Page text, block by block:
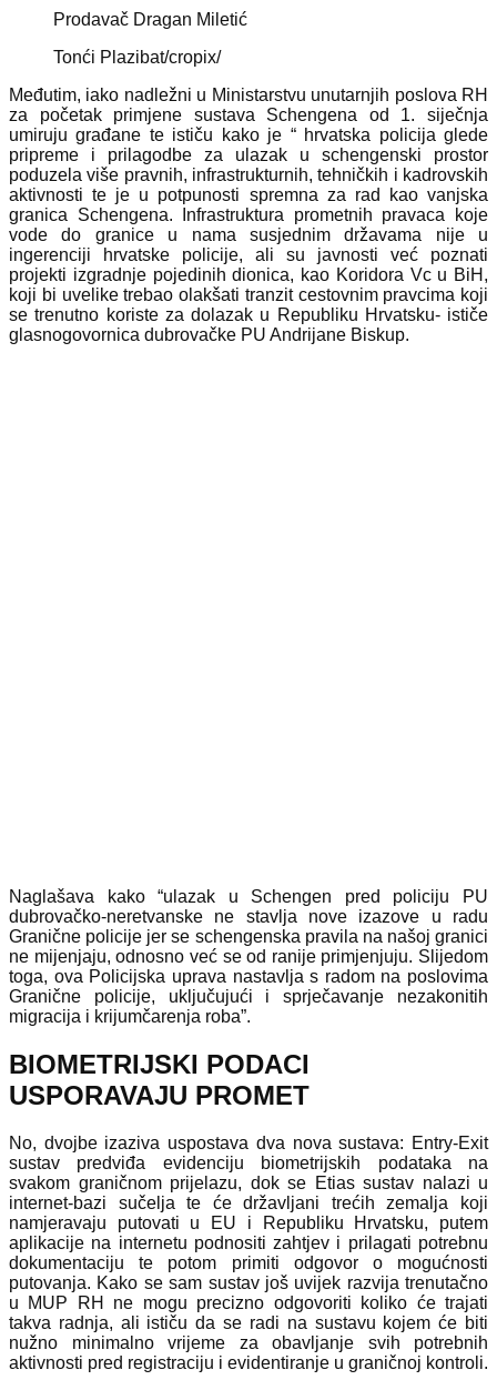
Prodavač Dragan Miletić
Tonći Plazibat/cropix/
Međutim, iako nadležni u Ministarstvu unutarnjih poslova RH
za početak primjene sustava Schengena od 1. siječnja
umiruju građane te ističu kako je “ hrvatska policija glede
pripreme i prilagodbe za ulazak u schengenski prostor
poduzela više pravnih, infrastrukturnih, tehničkih i kadrovskih
aktivnosti te je u potpunosti spremna za rad kao vanjska
granica Schengena. Infrastruktura prometnih pravaca koje
vode do granice u nama susjednim državama nije u
ingerenciji hrvatske policije, ali su javnosti već poznati
projekti izgradnje pojedinih dionica, kao Koridora Vc u BiH,
koji bi uvelike trebao olakšati tranzit cestovnim pravcima koji
se trenutno koriste za dolazak u Republiku Hrvatsku- ističe
glasnogovornica dubrovačke PU Andrijane Biskup.
Naglašava kako “ulazak u Schengen pred policiju PU
dubrovačko-neretvanske ne stavlja nove izazove u radu
Granične policije jer se schengenska pravila na našoj granici
ne mijenjaju, odnosno već se od ranije primjenjuju. Slijedom
toga, ova Policijska uprava nastavlja s radom na poslovima
Granične policije, uključujući i sprječavanje nezakonitih
migracija i krijumčarenja roba”.
BIOMETRIJSKI PODACI
USPORAVAJU PROMET
No, dvojbe izaziva uspostava dva nova sustava: Entry-Exit
sustav predviđa evidenciju biometrijskih podataka na
svakom graničnom prijelazu, dok se Etias sustav nalazi u
internet-bazi sučelja te će državljani trećih zemalja koji
namjeravaju putovati u EU i Republiku Hrvatsku, putem
aplikacije na internetu podnositi zahtjev i prilagati potrebnu
dokumentaciju te potom primiti odgovor o mogućnosti
putovanja. Kako se sam sustav još uvijek razvija trenutačno
u MUP RH ne mogu precizno odgovoriti koliko će trajati
takva radnja, ali ističu da se radi na sustavu kojem će biti
nužno minimalno vrijeme za obavljanje svih potrebnih
aktivnosti pred registraciju i evidentiranje u graničnoj kontroli.